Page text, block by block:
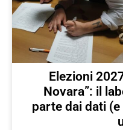
Elezioni
Novara”: il
parte dai dati